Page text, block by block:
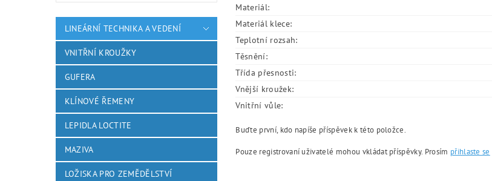
LINEÁRNÍ TECHNIKA A VEDENÍ
VNITŘNÍ KROUŽKY
GUFERA
KLÍNOVÉ ŘEMENY
LEPIDLA LOCTITE
MAZIVA
LOŽISKA PRO ZEMĚDĚLSTVÍ
Materiál:
Materiál klece:
Teplotní rozsah:
Těsnění:
Třída přesnosti:
Vnější kroužek:
Vnitřní vůle:
Buďte první, kdo napíše příspěvek k této položce.
Pouze registrovaní uživatelé mohou vkládat příspěvky. Prosím přihlaste se